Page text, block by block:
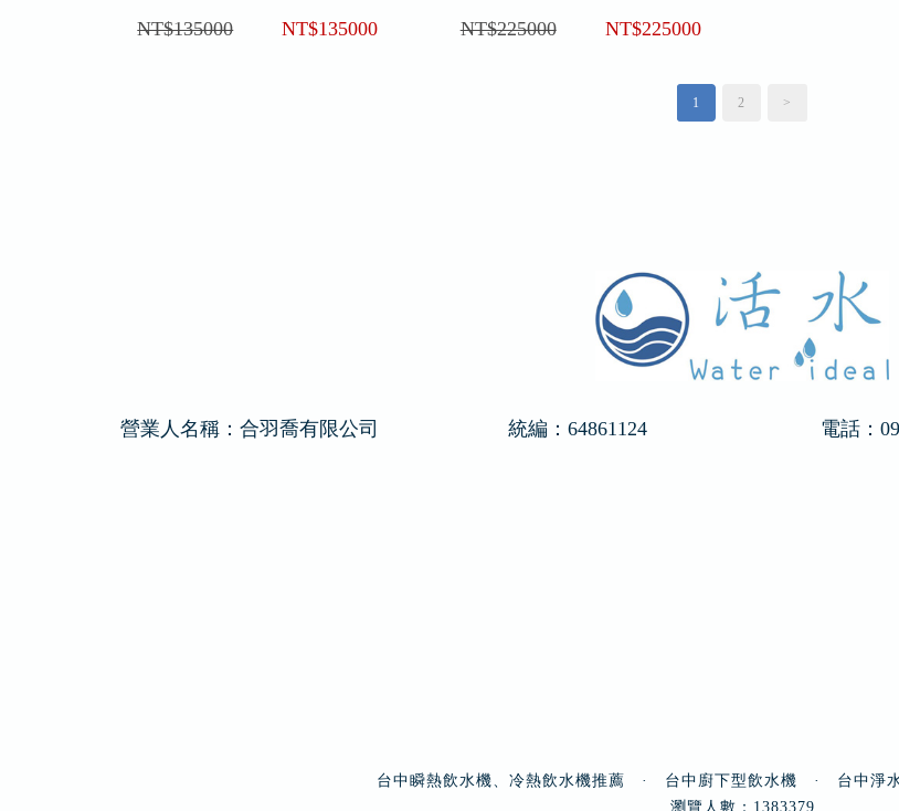
NT$135000
NT$135000
NT$225000
NT$225000
1 2 >
營業人名稱：合羽喬有限公司 統編：64861124 電話：
台中瞬熱飲水機、冷熱飲水機推薦 · 台中廚下型飲水機 · 台中淨
瀏覽人數：1383379